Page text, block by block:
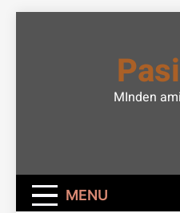
MInden
MENU